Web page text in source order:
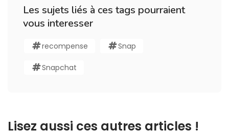
Les sujets liés à ces tags pourraient
vous interesser
recompense Snap
Snapchat
Lisez aussi ces autres articles !